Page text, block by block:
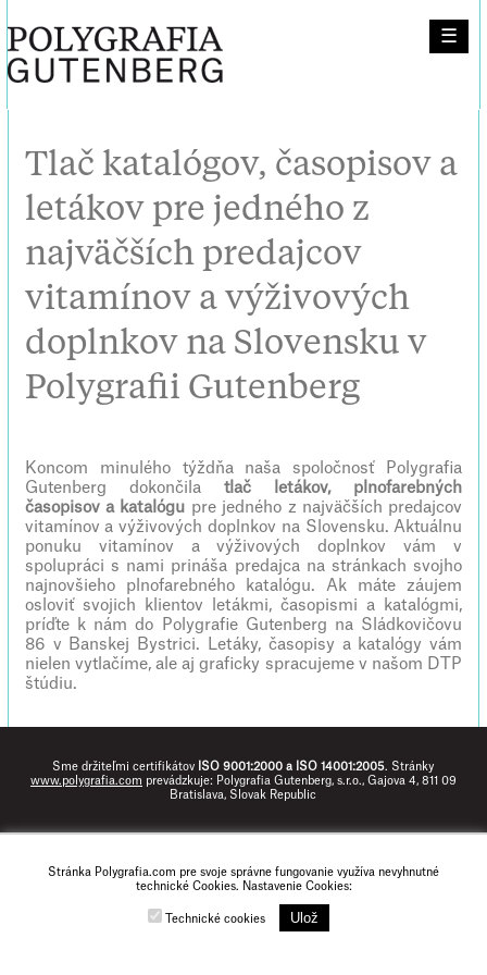
☰
Tlač katalógov, časopisov a
letákov pre jedného z
najväčších predajcov
vitamínov a výživových
doplnkov na Slovensku v
Polygrafii Gutenberg
Koncom minulého týždňa naša spoločnosť Polygrafia
Gutenberg dokončila tlač letákov, plnofarebných
časopisov a katalógu pre jedného z najväčších predajcov
vitamínov a výživových doplnkov na Slovensku. Aktuálnu
ponuku vitamínov a výživových doplnkov vám v
spolupráci s nami prináša predajca na stránkach svojho
najnovšieho plnofarebného katalógu. Ak máte záujem
osloviť svojich klientov letákmi, časopismi a katalógmi,
príďte k nám do Polygrafie Gutenberg na Sládkovičovu
86 v Banskej Bystrici. Letáky, časopisy a katalógy vám
nielen vytlačíme, ale aj graficky spracujeme v našom DTP
štúdiu.
Sme držiteľmi certifikátov ISO 9001:2000 a ISO 14001:2005. Stránky
www.polygrafia.com prevádzkuje: Polygrafia Gutenberg, s.r.o., Gajova 4, 811 09
Bratislava, Slovak Republic
Stránka Polygrafia.com pre svoje správne fungovanie využíva nevyhnutné
technické Cookies. Nastavenie Cookies:
Technické cookies Ulož